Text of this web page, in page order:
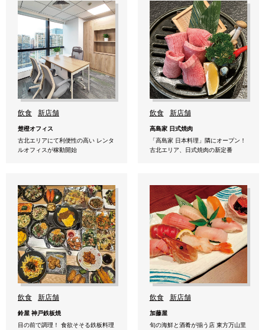
飲食 新店舗
楚橙オフィス
古北エリアにて利便性の高い レンタ
ルオフィスが稼動開始
飲食 新店舗
高島家 日式焼肉
「高島家 日本料理」隣にオープン！
古北エリア、日式焼肉の新定番
飲食 新店舗
鈴屋 神戸鉄板焼
目の前で調理！ 食欲そそる鉄板料理
飲食 新店舗
加藤屋
旬の海鮮と酒肴が揃う店 東方万山里